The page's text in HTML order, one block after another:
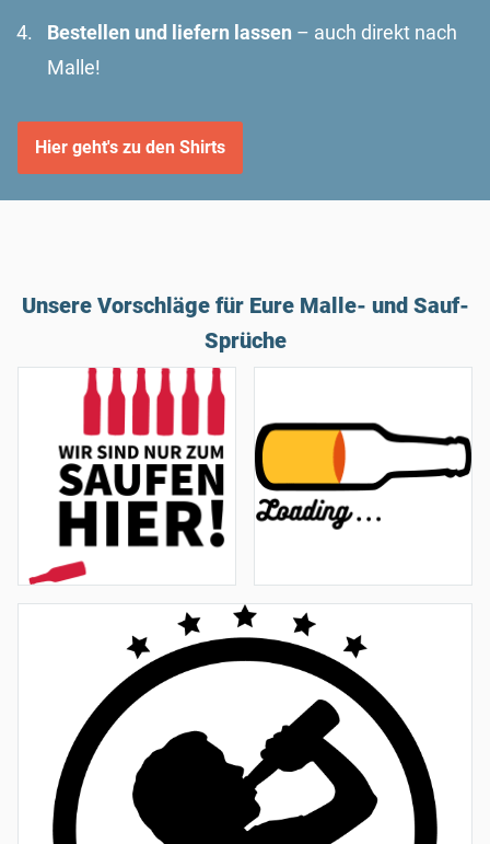
Bestellen und liefern lassen – auch direkt nach
Malle!
Hier geht's zu den Shirts
Unsere Vorschläge für Eure Malle- und Sauf-
Sprüche